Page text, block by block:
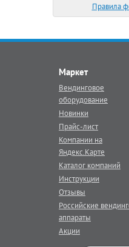
Правила
Маркет
Вендинговое
оборудование
Новинки
Прайс-лист
Компании на
Яндекс.Карте
Каталог компаний
Инструкции
Отзывы
Российские
аппараты
Акции